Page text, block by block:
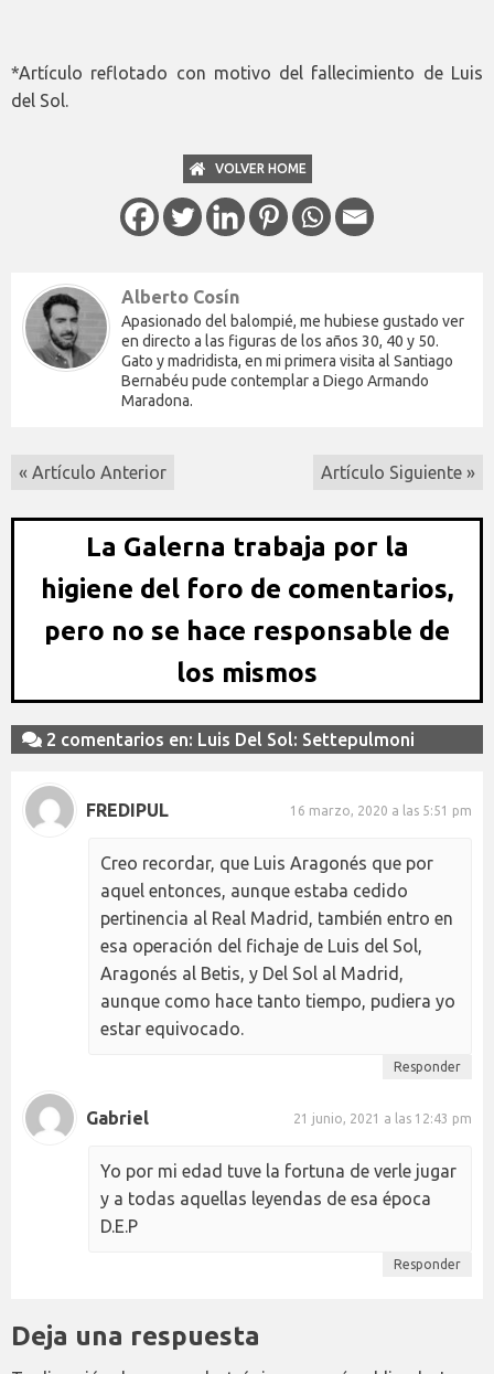
*Artículo reflotado con motivo del fallecimiento de Luis
del Sol.
VOLVER HOME
Alberto Cosín
Apasionado del balompié, me hubiese gustado ver
en directo a las figuras de los años 30, 40 y 50.
Gato y madridista, en mi primera visita al Santiago
Bernabéu pude contemplar a Diego Armando
Maradona.
« Artículo Anterior Artículo Siguiente »
La Galerna trabaja por la
higiene del foro de comentarios,
pero no se hace responsable de
los mismos
2 comentarios en: Luis Del Sol: Settepulmoni
FREDIPUL 16 marzo, 2020 a las 5:51 pm
Creo recordar, que Luis Aragonés que por
aquel entonces, aunque estaba cedido
pertinencia al Real Madrid, también entro en
esa operación del fichaje de Luis del Sol,
Aragonés al Betis, y Del Sol al Madrid,
aunque como hace tanto tiempo, pudiera yo
estar equivocado.
Responder
Gabriel 21 junio, 2021 a las 12:43 pm
Yo por mi edad tuve la fortuna de verle jugar
y a todas aquellas leyendas de esa época
D.E.P
Responder
Deja una respuesta